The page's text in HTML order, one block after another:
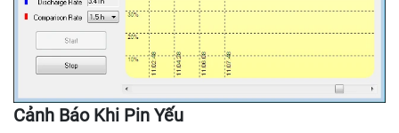
Cảnh Báo Khi Pin Yếu